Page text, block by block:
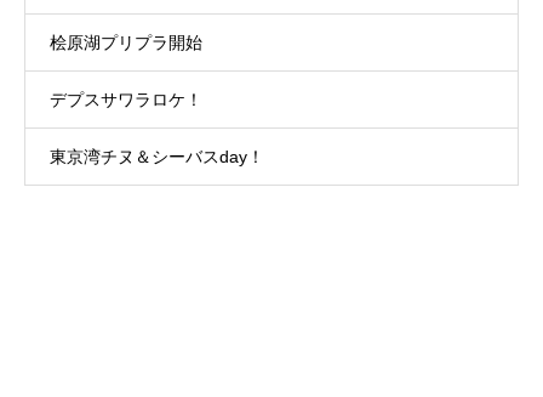
桧原湖プリプラ開始
デプスサワラロケ！
東京湾チヌ＆シーバスday！